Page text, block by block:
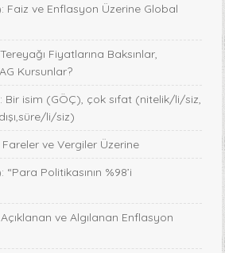
Faiz ve Enflasyon Üzerine Global
Fiyatlarına Baksınlar,
Kursunlar?
Bir isim (GÖÇ), çok sıfat (nitelik/li/siz,
li/siz)
ve Vergiler Üzerine
Politikasının %98’i
ve Algılanan Enflasyon